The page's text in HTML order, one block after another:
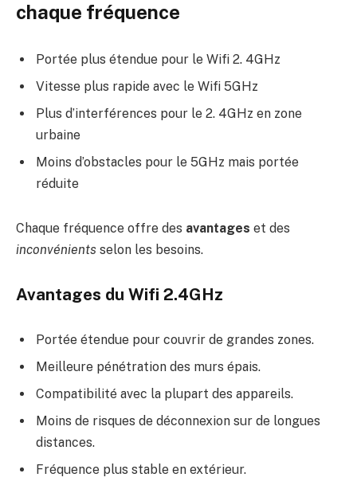
chaque fréquence
Portée plus étendue pour le Wifi 2. 4GHz
Vitesse plus rapide avec le Wifi 5GHz
Plus d’interférences pour le 2. 4GHz en zone
urbaine
Moins d’obstacles pour le 5GHz mais portée
réduite
Chaque fréquence offre des avantages et des
inconvénients selon les besoins.
Avantages du Wifi 2.4GHz
Portée étendue pour couvrir de grandes zones.
Meilleure pénétration des murs épais.
Compatibilité avec la plupart des appareils.
Moins de risques de déconnexion sur de longues
distances.
Fréquence plus stable en extérieur.